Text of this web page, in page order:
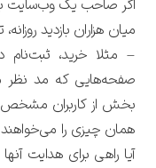
اگر صاحب یک وب‌سایت
میان هزاران بازدید
– مثلا خرید،
صفحه‌هایی که مد نظر
بخش از کاربران
همان چیزی را می‌خواهند
آیا راهی برای هدایت